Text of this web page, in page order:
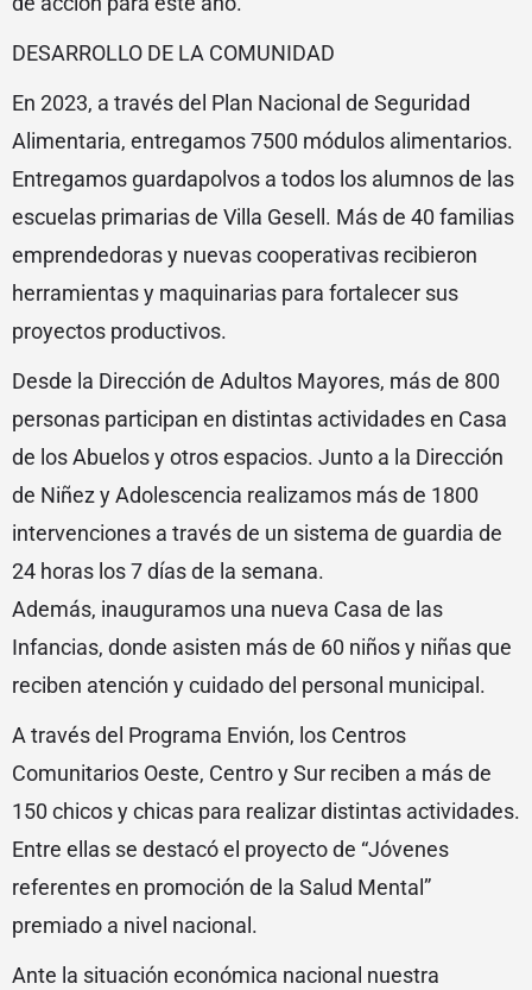
DESARROLLO DE LA COMUNIDAD
En 2023, a través del Plan Nacional de Seguridad
Alimentaria, entregamos 7500 módulos alimentarios.
Entregamos guardapolvos a todos los alumnos de las
escuelas primarias de Villa Gesell. Más de 40 familias
emprendedoras y nuevas cooperativas recibieron
herramientas y maquinarias para fortalecer sus
proyectos productivos.
Desde la Dirección de Adultos Mayores, más de 800
personas participan en distintas actividades en Casa
de los Abuelos y otros espacios. Junto a la Dirección
de Niñez y Adolescencia realizamos más de 1800
intervenciones a través de un sistema de guardia de
24 horas los 7 días de la semana.
Además, inauguramos una nueva Casa de las
Infancias, donde asisten más de 60 niños y niñas que
reciben atención y cuidado del personal municipal.
A través del Programa Envión, los Centros
Comunitarios Oeste, Centro y Sur reciben a más de
150 chicos y chicas para realizar distintas actividades.
Entre ellas se destacó el proyecto de “Jóvenes
referentes en promoción de la Salud Mental”
premiado a nivel nacional.
Ante la situación económica nacional nuestra